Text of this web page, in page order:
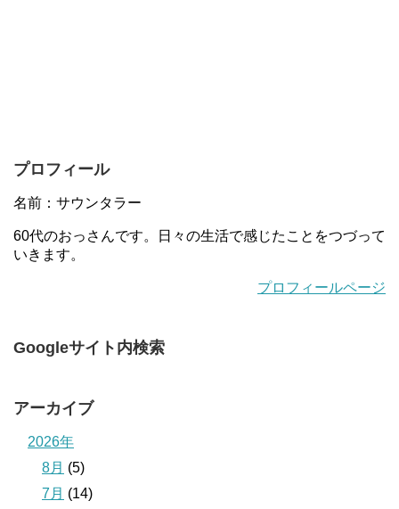
プロフィール
名前：サウンタラー
60代のおっさんです。日々の生活で感じたことをつづって
いきます。
プロフィールページ
Googleサイト内検索
アーカイブ
2026年
8月 (5)
7月 (14)